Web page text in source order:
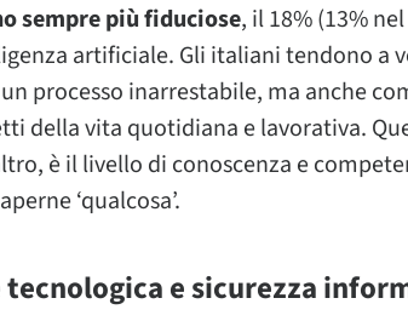
sempre più fiduciose, il 18% (13%
artificiale. Gli italiani tendono a
processo inarrestabile, ma anche
della vita quotidiana e lavorativa.
è il livello di conoscenza e
‘qualcosa’.
tecnologica e sicurezza